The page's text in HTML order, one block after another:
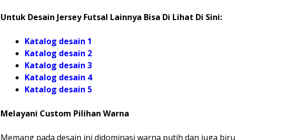
Untuk Desain Jersey Futsal Lainnya Bisa Di Lihat Di Sini:
Katalog desain 1
Katalog desain 2
Katalog desain 3
Katalog desain 4
Katalog desain 5
Melayani Custom Pilihan Warna
Memang pada desain ini didominasi warna putih dan juga biru